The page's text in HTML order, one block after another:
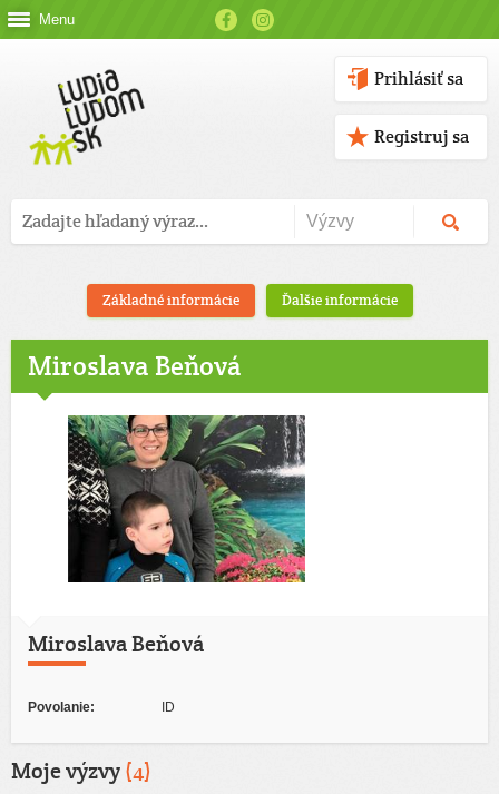
Menu
Prihlásiť sa
Registruj sa
Základné informácie Ďalšie informácie
Miroslava Beňová
Miroslava Beňová
Povolanie: ID
Moje výzvy(4)